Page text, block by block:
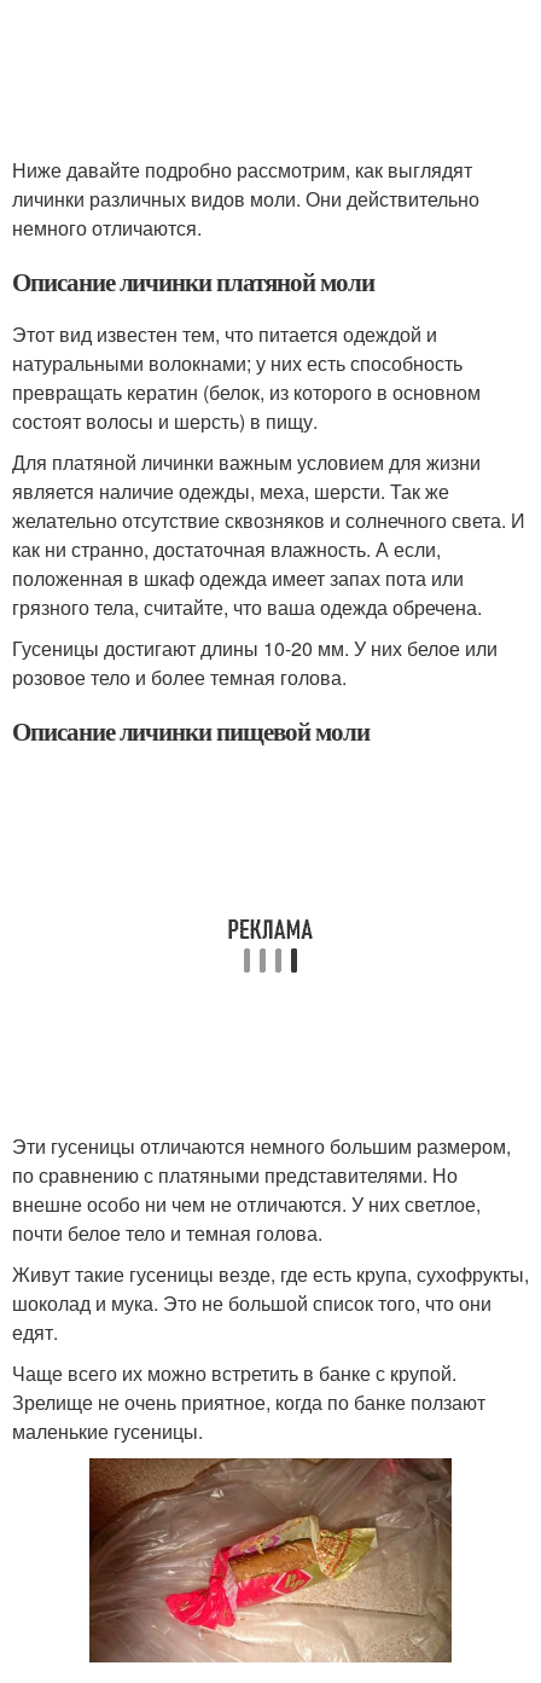
Ниже давайте подробно рассмотрим, как выглядят
личинки различных видов моли. Они действительно
немного отличаются.
Описание личинки платяной моли
Этот вид известен тем, что питается одеждой и
натуральными волокнами; у них есть способность
превращать кератин (белок, из которого в основном
состоят волосы и шерсть) в пищу.
Для платяной личинки важным условием для жизни
является наличие одежды, меха, шерсти. Так же
желательно отсутствие сквозняков и солнечного света. И
как ни странно, достаточная влажность. А если,
положенная в шкаф одежда имеет запах пота или
грязного тела, считайте, что ваша одежда обречена.
Гусеницы достигают длины 10-20 мм. У них белое или
розовое тело и более темная голова.
Описание личинки пищевой моли
Эти гусеницы отличаются немного большим размером,
по сравнению с платяными представителями. Но
внешне особо ни чем не отличаются. У них светлое,
почти белое тело и темная голова.
Живут такие гусеницы везде, где есть крупа, сухофрукты,
шоколад и мука. Это не большой список того, что они
едят.
Чаще всего их можно встретить в банке с крупой.
Зрелище не очень приятное, когда по банке ползают
маленькие гусеницы.